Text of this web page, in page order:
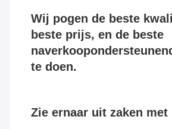
Wij pogen de beste
beste prijs, en de beste
te doen.
Zie ernaar uit zaken met